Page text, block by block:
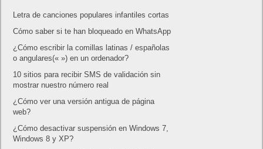
Letra de canciones populares infantiles cortas
Cómo saber si te han bloqueado en WhatsApp
¿Cómo escribir la comillas latinas / españolas
o angulares(« ») en un ordenador?
10 sitios para recibir SMS de validación sin
mostrar nuestro número real
¿Cómo ver una versión antigua de página
web?
¿Cómo desactivar suspensión en Windows 7,
Windows 8 y XP?